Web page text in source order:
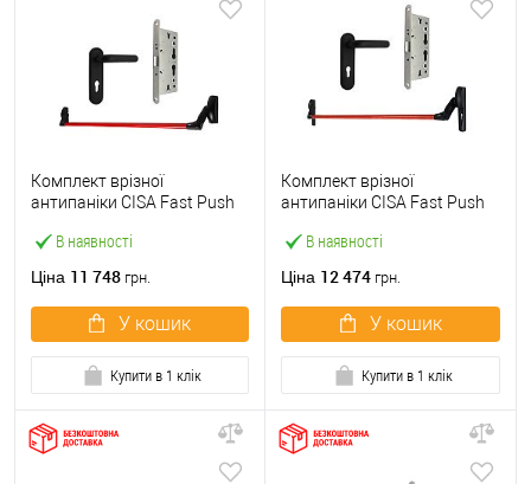
В наявності
Комплект врізної
антипаніки CISA Fast Push
із замком та ручкою
Ціна 11 748 грн.
У кошик
Купити в 1 клік
В наявності
Комплект врізної
антипаніки CISA Fast Push
червоний із замком та
Ціна 12 474 грн.
У кошик
Купити в 1 клік